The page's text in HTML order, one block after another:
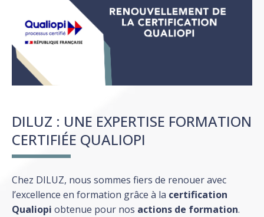
DILUZ : UNE EXPERTISE FORMATION
CERTIFIÉE QUALIOPI
Chez DILUZ, nous sommes fiers de renouer avec
l’excellence en formation grâce à la certification
Qualiopi obtenue pour nos actions de formation.